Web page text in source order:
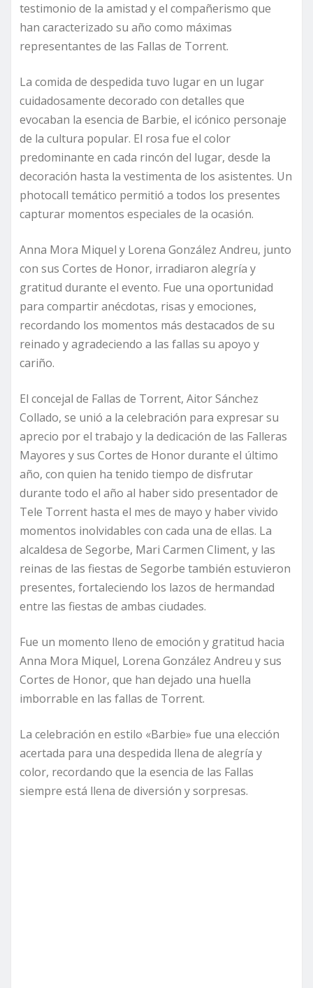
testimonio de la amistad y el compañerismo que
han caracterizado su año como máximas
representantes de las Fallas de Torrent.
La comida de despedida tuvo lugar en un lugar
cuidadosamente decorado con detalles que
evocaban la esencia de Barbie, el icónico personaje
de la cultura popular. El rosa fue el color
predominante en cada rincón del lugar, desde la
decoración hasta la vestimenta de los asistentes. Un
photocall temático permitió a todos los presentes
capturar momentos especiales de la ocasión.
Anna Mora Miquel y Lorena González Andreu, junto
con sus Cortes de Honor, irradiaron alegría y
gratitud durante el evento. Fue una oportunidad
para compartir anécdotas, risas y emociones,
recordando los momentos más destacados de su
reinado y agradeciendo a las fallas su apoyo y
cariño.
El concejal de Fallas de Torrent, Aitor Sánchez
Collado, se unió a la celebración para expresar su
aprecio por el trabajo y la dedicación de las Falleras
Mayores y sus Cortes de Honor durante el último
año, con quien ha tenido tiempo de disfrutar
durante todo el año al haber sido presentador de
Tele Torrent hasta el mes de mayo y haber vivido
momentos inolvidables con cada una de ellas. La
alcaldesa de Segorbe, Mari Carmen Climent, y las
reinas de las fiestas de Segorbe también estuvieron
presentes, fortaleciendo los lazos de hermandad
entre las fiestas de ambas ciudades.
Fue un momento lleno de emoción y gratitud hacia
Anna Mora Miquel, Lorena González Andreu y sus
Cortes de Honor, que han dejado una huella
imborrable en las fallas de Torrent.
La celebración en estilo «Barbie» fue una elección
acertada para una despedida llena de alegría y
color, recordando que la esencia de las Fallas
siempre está llena de diversión y sorpresas.